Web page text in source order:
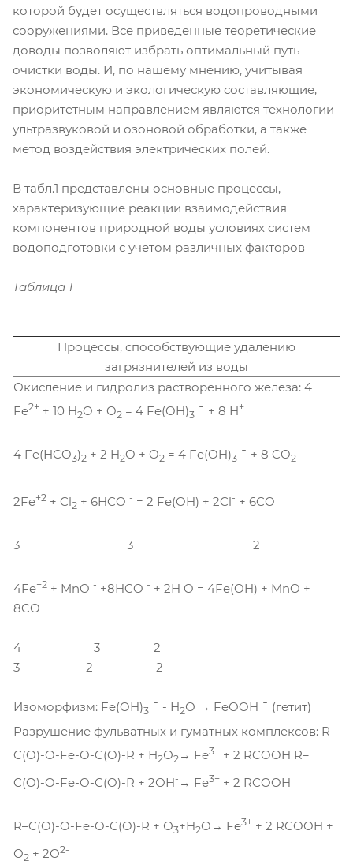
которой будет осуществляться водопроводными
сооружениями. Все приведенные теоретические
доводы позволяют избрать оптимальный путь
очистки воды. И, по нашему мнению, учитывая
экономическую и экологическую составляющие,
приоритетным направлением являются технологии
ультразвуковой и озоновой обработки, а также
метод воздействия электрических полей.
В табл.1 представлены основные процессы,
характеризующие реакции взаимодействия
компонентов природной воды условиях систем
водоподготовки с учетом различных факторов
Таблица 1
Процессы, способствующие удалению
загрязнителей из воды
Окисление и гидролиз растворенного железа: 4
Fe2+ + 10 H2O + O2 = 4 Fe(OH)3 ¯ + 8 Н+
4 Fe(НCO3)2 + 2 H2O + O2 = 4 Fe(OH)3 ¯ + 8 CO2
2Fe+2 + Cl2 + 6HCO - = 2 Fe(OH) + 2Cl- + 6CO
3 3 2
4Fe+2 + MnO - +8HCO - + 2H O = 4Fe(OH) + MnO +
8CO
4 3 2
3 2 2
Изоморфизм: Fe(OH)3 ¯ - Н2О → FeОOH ¯ (гетит)
Разрушение фульватных и гуматных комплексов: R–
C(O)-O-Fe-O-C(O)-R + Н2О2 → Fe3+ + 2 RCOOH R–
C(O)-O-Fe-O-C(O)-R + 2ОН- → Fe3+ + 2 RCOOH
R–C(O)-O-Fe-O-C(O)-R + О3+H2O→ Fe3+ + 2 RCOOH +
О2 + 2О2-